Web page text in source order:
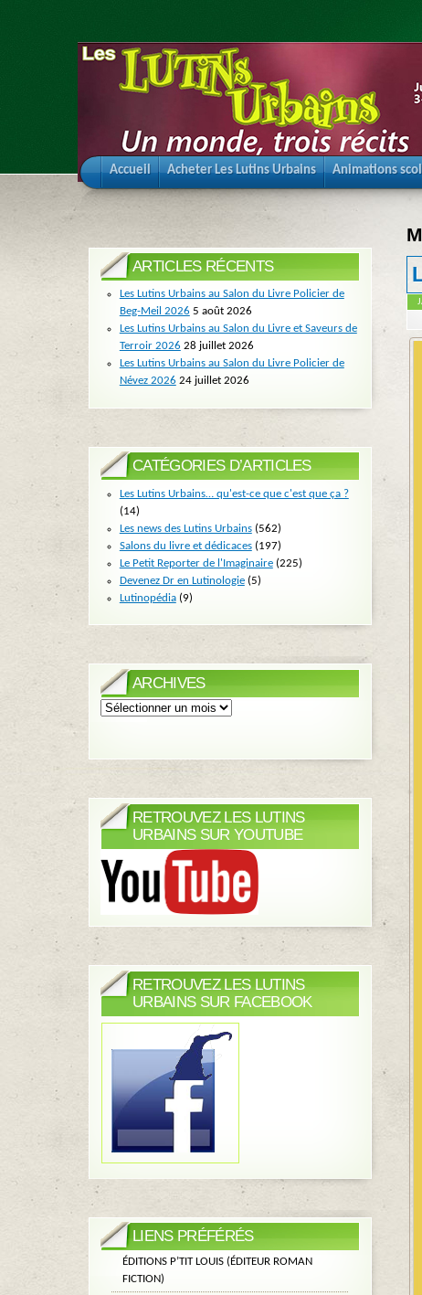
Accueil Acheter Les Lutins Urbains Animations
ARTICLES RÉCENTS
Les Lutins Urbains au Salon du Livre Policier de
Beg-Meil 2026 5 août 2026
Les Lutins Urbains au Salon du Livre et Saveurs de
Terroir 2026 28 juillet 2026
Les Lutins Urbains au Salon du Livre Policier de
Névez 2026 24 juillet 2026
CATÉGORIES D’ARTICLES
Les Lutins Urbains… qu'est-ce que c'est que ça ?
(14)
Les news des Lutins Urbains(562)
Salons du livre et dédicaces(197)
Le Petit Reporter de l'Imaginaire(225)
Devenez Dr en Lutinologie(5)
Lutinopédia(9)
ARCHIVES
Archives
RETROUVEZ LES LUTINS
URBAINS SUR YOUTUBE
RETROUVEZ LES LUTINS
URBAINS SUR FACEBOOK
LIENS PRÉFÉRÉS
ÉDITIONS P’TIT LOUIS (ÉDITEUR ROMAN
FICTION)